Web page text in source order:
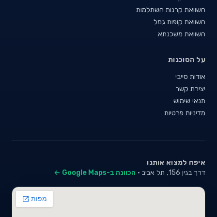
השוואת קרנות השתלמות
השוואת קופות גמל
השוואת משכנתא
על הסוכנות
אודות סייבי
יצירת קשר
תנאי שימוש
מדיניות פרטיות
איפה למצוא אותנו
דרך בגין 156, תל אביב · הכוונה ב-Google Maps ←